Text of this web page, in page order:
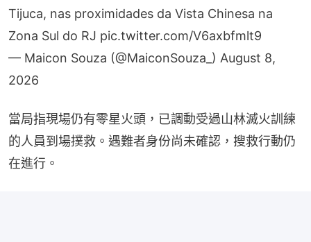
Tijuca, nas proximidades da Vista Chinesa na
Zona Sul do RJ pic.twitter.com/V6axbfmlt9
— Maicon Souza (@MaiconSouza_) August 8,
2026
當局指現場仍有零星火頭，已調動受過山林滅火訓練
的人員到場撲救。遇難者身份尚未確認，搜救行動仍
在進行。